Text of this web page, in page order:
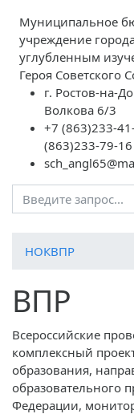
Муниципальное
учреждение
углубленным
Героя Советского
г. Ростов-на-
Волкова 6/3
+7 (863)233-
(863)233-79-16
НОКВПР
ВПР
Всероссийские
комплексный
образования,
образовательного
Федерации,